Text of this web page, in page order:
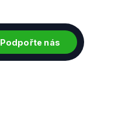
Podpořte nás